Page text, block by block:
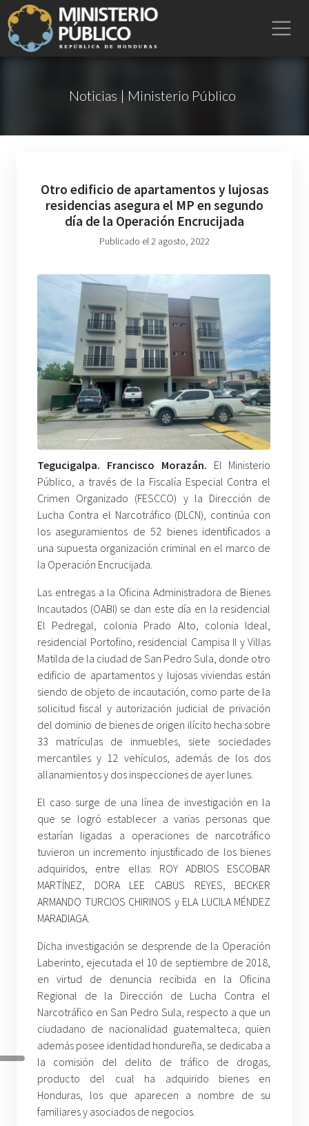
Noticias | Ministerio Público
Otro edificio de apartamentos y lujosas
residencias asegura el MP en segundo
día de la Operación Encrucijada
Publicado el 2 agosto, 2022
Tegucigalpa. Francisco Morazán. El Ministerio
Público, a través de la Fiscalía Especial Contra el
Crimen Organizado (FESCCO) y la Dirección de
Lucha Contra el Narcotráfico (DLCN), continúa con
los aseguramientos de 52 bienes identificados a
una supuesta organización criminal en el marco de
la Operación Encrucijada.
Las entregas a la Oficina Administradora de Bienes
Incautados (OABI) se dan este día en la residencial
El Pedregal, colonia Prado Alto, colonia Ideal,
residencial Portofino, residencial Campisa II y Villas
Matilda de la ciudad de San Pedro Sula, donde otro
edificio de apartamentos y lujosas viviendas están
siendo de objeto de incautación, como parte de la
solicitud fiscal y autorización judicial de privación
del dominio de bienes de origen ilícito hecha sobre
33 matrículas de inmuebles, siete sociedades
mercantiles y 12 vehículos, además de los dos
allanamientos y dos inspecciones de ayer lunes.
El caso surge de una línea de investigación en la
que se logró establecer a varias personas que
estarían ligadas a operaciones de narcotráfico
tuvieron un incremento injustificado de los bienes
adquiridos, entre ellas: ROY ADBIOS ESCOBAR
MARTÍNEZ, DORA LEE CABUS REYES, BECKER
ARMANDO TURCIOS CHIRINOS y ELA LUCILA MÉNDEZ
MARADIAGA.
Dicha investigación se desprende de la Operación
Laberinto, ejecutada el 10 de septiembre de 2018,
en virtud de denuncia recibida en la Oficina
Regional de la Dirección de Lucha Contra el
Narcotráfico en San Pedro Sula, respecto a que un
ciudadano de nacionalidad guatemalteca, quien
además posee identidad hondureña, se dedicaba a
la comisión del delito de tráfico de drogas,
producto del cual ha adquirido bienes en
Honduras, los que aparecen a nombre de su
familiares y asociados de negocios.